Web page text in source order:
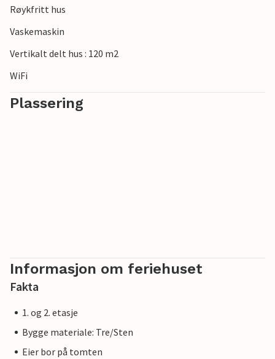
Røykfritt hus
Vaskemaskin
Vertikalt delt hus : 120 m2
WiFi
Plassering
Informasjon om feriehuset
Fakta
1. og 2. etasje
Bygge materiale: Tre/Sten
Eier bor på tomten